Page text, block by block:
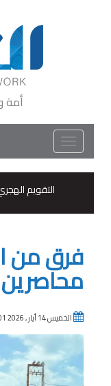
أمة
Toggle
navigation
التقويم
فرق من
الخميس 14 أيار , 2026 10:01 توقيت بيروت